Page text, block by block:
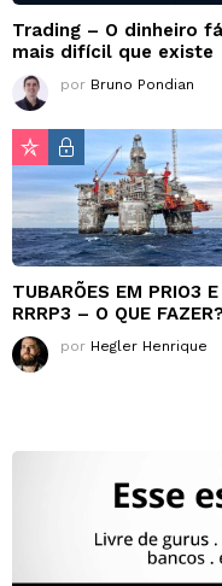
Trading – O dinheiro
mais difícil que existe
por Bruno Pondian
TUBARÕES EM PRIO3 E
RRRP3 – O QUE FAZER?
por Hegler Henrique